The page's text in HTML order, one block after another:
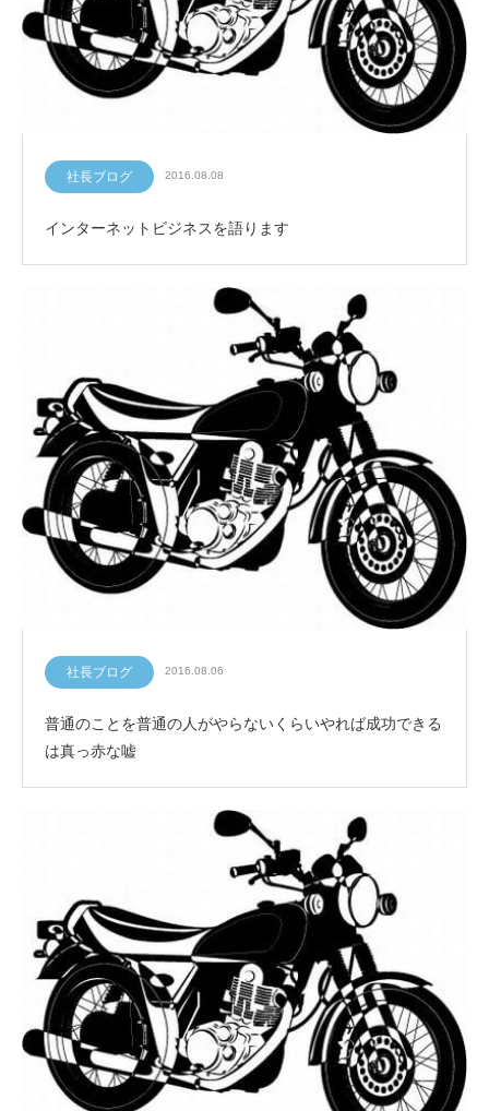
社長ブログ 2016.08.08
インターネットビジネスを語ります
社長ブログ 2016.08.06
普通のことを普通の人がやらないくらいやれば成功できる
は真っ赤な嘘